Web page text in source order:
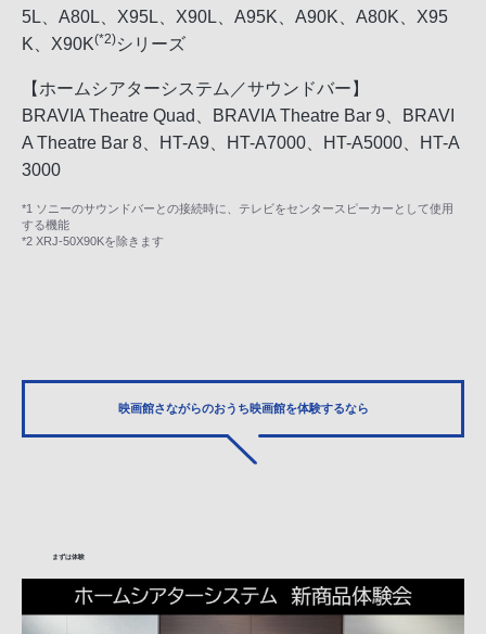
5L、A80L、X95L、X90L、A95K、A90K、A80K、X95
K、X90K(*2)シリーズ
【ホームシアターシステム／サウンドバー】
BRAVIA Theatre Quad、BRAVIA Theatre Bar 9、BRAVI
A Theatre Bar 8、HT-A9、HT-A7000、HT-A5000、HT-A
3000
*1 ソニーのサウンドバーとの接続時に、テレビをセンタースピーカーとして使用
する機能
*2 XRJ-50X90Kを除きます
映画館さながらのおうち映画館を体験するなら
まずは体験